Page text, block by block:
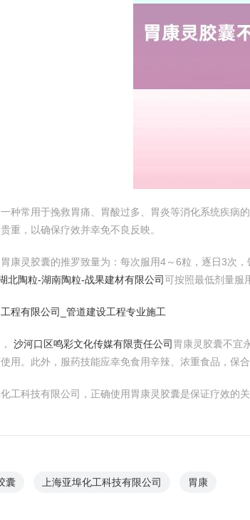
种常用于挽救胃痛、胃酸过多、胃炎等消化系统疾病
重，以确保疗效并幸免不良反映。
康灵胶囊的推罗致量为：每次服用4～6粒，逐日3次
北陶粒-湖南陶粒-战果建材有限公司可按照最低剂量服
工程有限公司_管道建设工程专业施工
沙河口区鸣彩文化传媒有限责任公司 胃康灵胶囊不宜
用。此外，服药技能应幸免食用辛辣、浓重食品，保
工科技有限公司，正确使用胃康灵胶囊是保证疗效的
囊 上海亚埠化工科技有限公司 胃康